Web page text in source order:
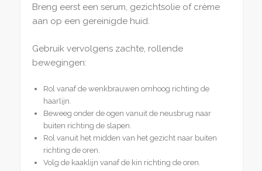
Breng eerst een serum, gezichtsolie of crème
aan op een gereinigde huid.
Gebruik vervolgens zachte, rollende
bewegingen:
Rol vanaf de wenkbrauwen omhoog richting de
haarlijn.
Beweeg onder de ogen vanuit de neusbrug naar
buiten richting de slapen.
Rol vanuit het midden van het gezicht naar buiten
richting de oren.
Volg de kaaklijn vanaf de kin richting de oren.